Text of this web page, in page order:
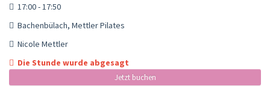
17:00 - 17:50
Bachenbülach, Mettler Pilates
Nicole Mettler
Die Stunde wurde abgesagt
Jetzt buchen